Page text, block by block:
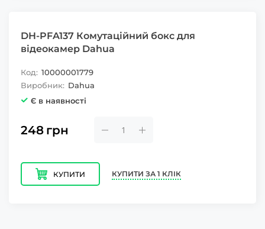
DH-PFA137 Комутаційний бокс для
відеокамер Dahua
Код: 10000001779
Виробник: Dahua
Є в наявності
248 грн
КУПИТИ КУПИТИ ЗА 1 КЛІК